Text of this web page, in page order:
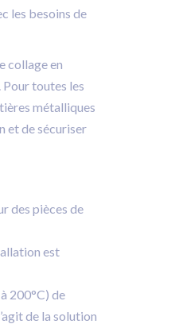
les besoins de
collage en
toutes les
métalliques
et de sécuriser
des pièces de
est
200°C) de
de la solution